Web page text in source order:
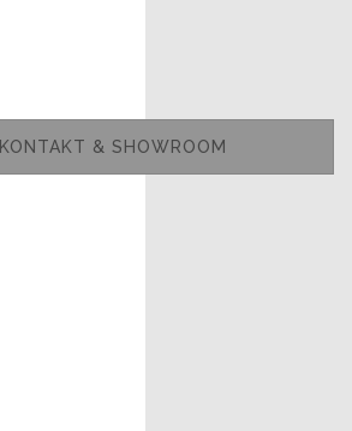
KONTAKT & SHOWROOM